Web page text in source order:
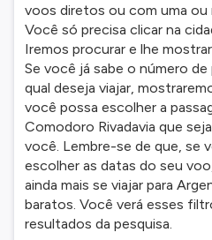
voos diretos ou com uma ou
Você só precisa clicar na
Iremos procurar e lhe
Se você já sabe o número de
qual deseja viajar,
você possa escolher a
Comodoro Rivadavia que
você. Lembre-se de que, se
escolher as datas do seu
ainda mais se viajar para
baratos. Você verá esses
resultados da pesquisa.